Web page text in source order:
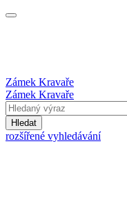
Zámek Kravaře
Zámek Kravaře
Hledat
rozšířené vyhledávání